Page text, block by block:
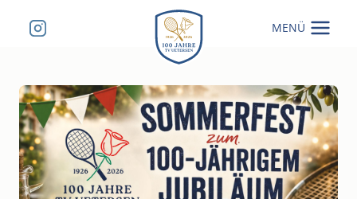
Inhalt
MENÜ